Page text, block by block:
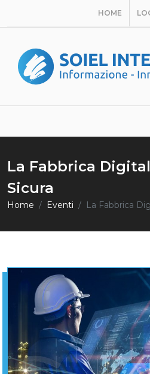
HOME
La Fabbrica
Sicura
Home Eventi La Fabbrica